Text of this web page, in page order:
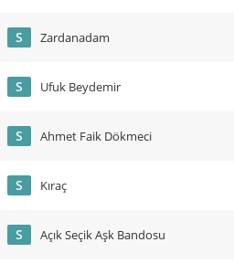
S Zardanadam
S Ufuk Beydemir
S Ahmet Faik Dökmeci
S Kıraç
S Açık Seçik Aşk Bandosu